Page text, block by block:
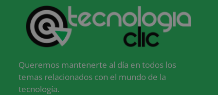
Queremos mantenerte al día en todos los
temas relacionados con el mundo de la
tecnología.